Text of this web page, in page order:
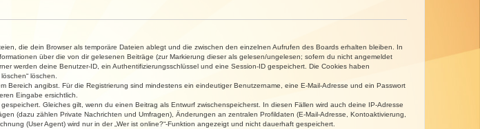
die dein Browser als temporäre Dateien ablegt und die zwischen den einzelnen Aufrufen des Boards erhalten bleiben. In
über die von dir gelesenen Beiträge (zur Markierung dieser als gelesen/ungelesen; sofern du nicht angemeldet
werden deine Benutzer-ID, ein Authentifizierungsschlüssel und eine Session-ID gespeichert. Die Cookies haben
löschen.
angibst. Für die Registrierung sind mindestens ein eindeutiger Benutzername, eine E-Mail-Adresse und ein Passwort
Eingabe ersichtlich.
Gleiches gilt, wenn du einen Beitrag als Entwurf zwischenspeicherst. In diesen Fällen wird auch deine IP-Adresse
(dazu zählen Private Nachrichten und Umfragen), Änderungen an zentralen Profildaten (E-Mail-Adresse, Kontoaktivierung,
(User Agent) wird nur in der „Wer ist online?“-Funktion angezeigt und nicht dauerhaft gespeichert.